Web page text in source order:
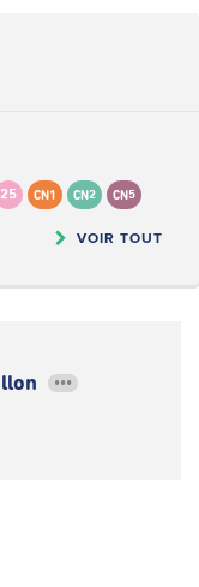
25 CN1 CN2 CN5
VOIR TOUT
•••